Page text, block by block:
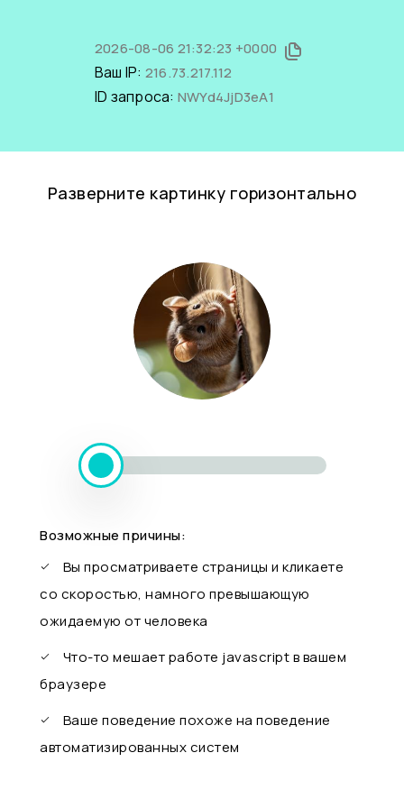
2026-08-06 21:32:23 +0000
Ваш IP: 216.73.217.112
ID запроса: NWYd4JjD3eA1
Разверните картинку горизонтально
Возможные причины:
Вы просматриваете страницы и кликаете
со скоростью, намного превышающую
ожидаемую от человека
Что-то мешает работе javascript в вашем
браузере
Ваше поведение похоже на поведение
автоматизированных систем